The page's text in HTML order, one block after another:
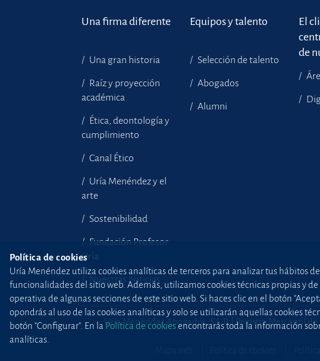
Una firma diferente
Una gran historia
Raíz y proyección
académica
Ética, deontología y
cumplimiento
Canal Ético
Uría Menéndez y el
arte
Sostenibilidad
Fundación Profesor
Uría
Nuestras noticias
Equipos y talento
Selección de talento
Abogados
Alumni
El
de
Uría Menéndez Abogados, S.L.P. | Registro Mercantil
Política de cookies
Uría Menéndez utiliza cookies analíticas de terceros para analizar tus hábitos
funcionalidades del sitio web. Además, utilizamos cookies técnicas propias y
operativa de algunas secciones de este sitio web. Si haces clic en el botón
opondrás al uso de las cookies analíticas y solo se utilizarán aquellas cookies
botón "Configurar". En la Política de cookiesencontrarás toda la información
analíticas.